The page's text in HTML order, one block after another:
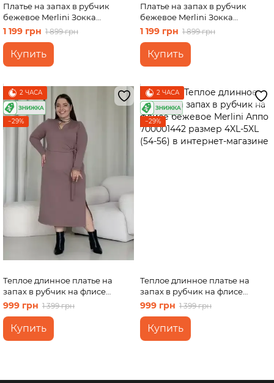
Платье на запах в рубчик
бежевое Merlini Зокка
700001862 размер 4XL-5XL
1 199 грн 1 899 грн
Купить
Платье на запах в рубчик
бежевое Merlini Зокка
700001862 размер 2XL-3XL
1 199 грн 1 899 грн
Купить
2 ЧАСА
−29%
Теплое длинное платье на
запах в рубчик на флисе
бежевое Merlini Аппо
700001442 размер 2XL-3XL (50-
52)
999 грн 1 399 грн
Купить
2 ЧАСА
−29%
Теплое длинное платье на
запах в рубчик на флисе
бежевое Merlini Аппо
700001442 размер 4XL-5XL (54-
56)
999 грн 1 399 грн
Купить